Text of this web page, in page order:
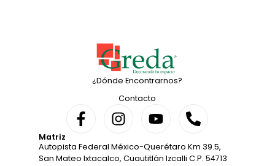
¿Dónde Encontrarnos?
Contacto
Matriz
Autopista Federal México-Querétaro Km 39.5,
San Mateo Ixtacalco, Cuautitlán Izcalli C.P. 54713